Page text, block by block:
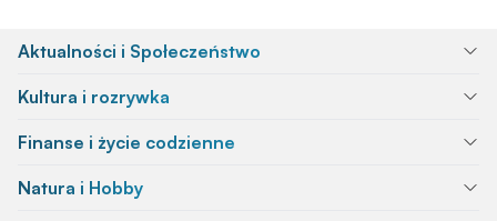
Aktualności i Społeczeństwo
Kultura i rozrywka
Finanse i życie codzienne
Natura i Hobby